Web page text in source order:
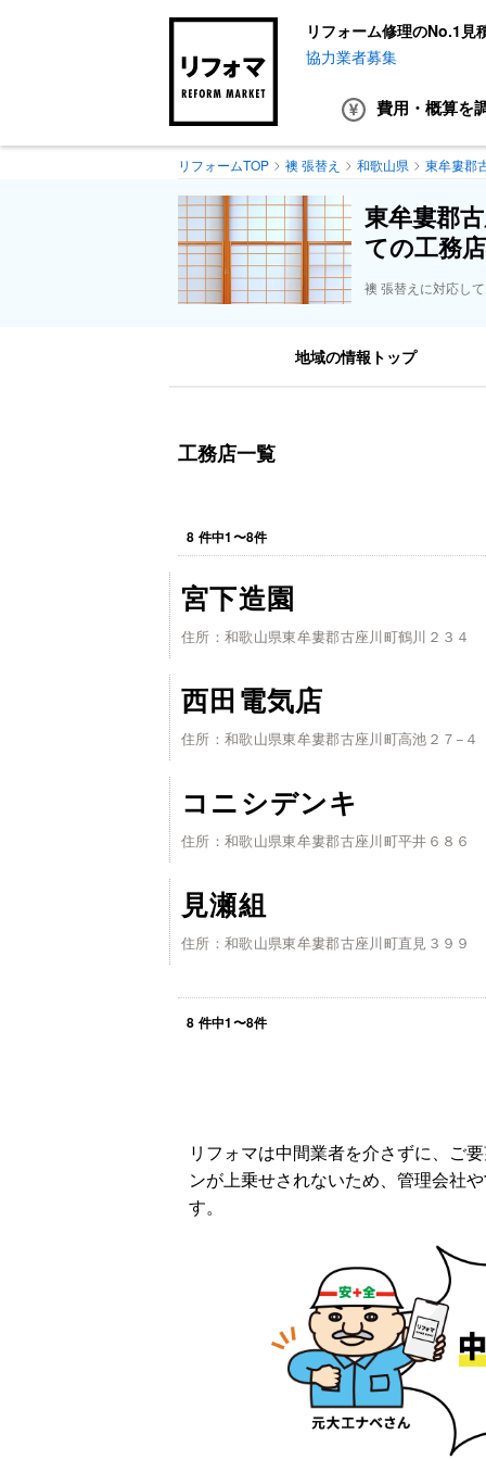
リフォーム修理のNo.1見
協力業者募集
費用・概算を
リフォームTOP 襖 張替え 和歌山県 東牟婁郡
東牟婁郡
ての工務店
襖 張替えに対応し
地域の情報トップ
工務店一覧
8 件中1〜8件
宮下造園
住所：和歌山県東牟婁郡古座川町鶴川２３４
西田電気店
住所：和歌山県東牟婁郡古座川町高池２７−４
コニシデンキ
住所：和歌山県東牟婁郡古座川町平井６８６
見瀬組
住所：和歌山県東牟婁郡古座川町直見３９９
8 件中1〜8件
リフォマは中間業者を介さずに、ご
ンが上乗せされないため、管理会社
す。